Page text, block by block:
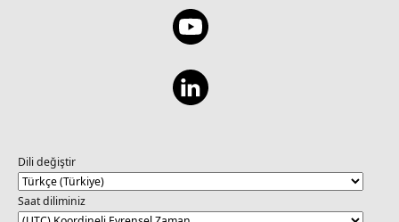
Dili değiştir
Saat diliminiz